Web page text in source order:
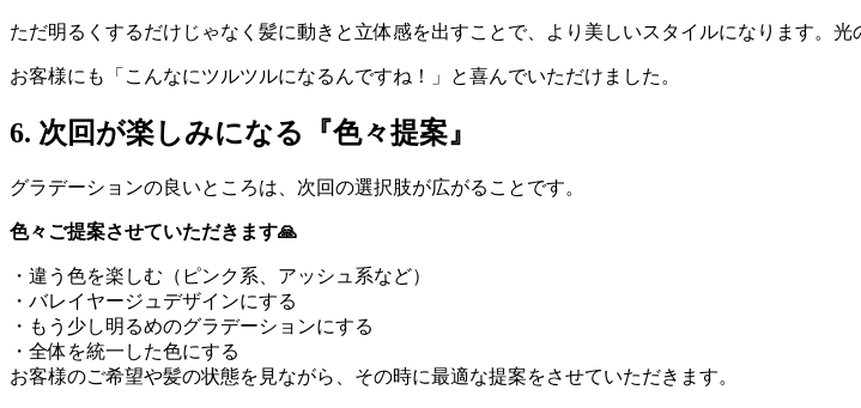
ただ明るくするだけじゃなく髪に動きと立体感を出すことで、より美しいスタイルになります。
お客様にも「こんなにツルツルになるんですね！」と喜んでいただけました。
6. 次回が楽しみになる『色々提案』
グラデーションの良いところは、次回の選択肢が広がることです。
色々ご提案させていただきます🙏
・違う色を楽しむ（ピンク系、アッシュ系など）
・バレイヤージュデザインにする
・もう少し明るめのグラデーションにする
・全体を統一した色にする
お客様のご希望や髪の状態を見ながら、その時に最適な提案をさせていただきます。